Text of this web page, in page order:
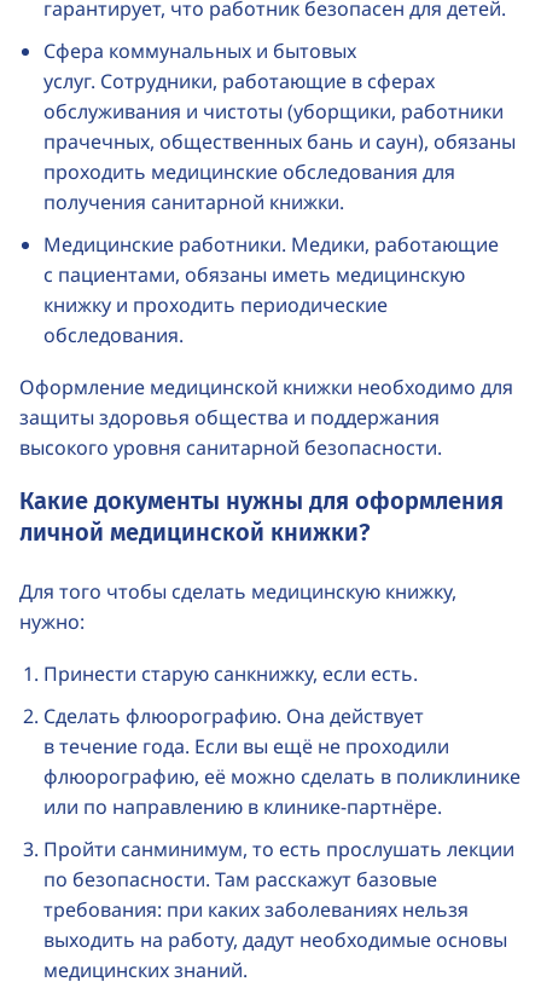
гарантирует, что работник безопасен для детей.
Сфера коммунальных и бытовых
услуг. Сотрудники, работающие в сферах
обслуживания и чистоты (уборщики, работники
прачечных, общественных бань и саун), обязаны
проходить медицинские обследования для
получения санитарной книжки.
Медицинские работники. Медики, работающие
с пациентами, обязаны иметь медицинскую
книжку и проходить периодические
обследования.
Оформление медицинской книжки необходимо для
защиты здоровья общества и поддержания
высокого уровня санитарной безопасности.
Какие документы нужны для оформления
личной медицинской книжки?
Для того чтобы сделать медицинскую книжку,
нужно:
Принести старую санкнижку, если есть.
Сделать флюорографию. Она действует
в течение года. Если вы ещё не проходили
флюорографию, её можно сделать в поликлинике
или по направлению в клинике-партнёре.
Пройти санминимум, то есть прослушать лекции
по безопасности. Там расскажут базовые
требования: при каких заболеваниях нельзя
выходить на работу, дадут необходимые основы
медицинских знаний.